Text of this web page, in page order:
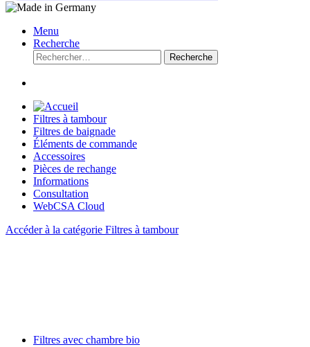
Menu
Recherche
Recherche
Filtres à tambour
Filtres de baignade
Éléments de commande
Accessoires
Pièces de rechange
Informations
Consultation
WebCSA Cloud
Accéder à la catégorie Filtres à tambour
Filtres avec chambre bio